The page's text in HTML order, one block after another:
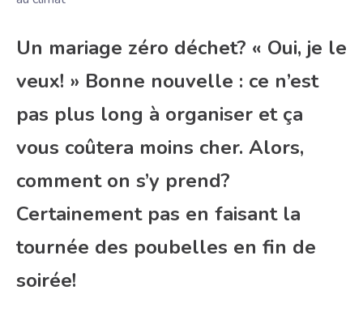
Un mariage zéro déchet? « Oui, je le
veux! » Bonne nouvelle : ce n’est
pas plus long à organiser et ça
vous coûtera moins cher. Alors,
comment on s’y prend?
Certainement pas en faisant la
tournée des poubelles en fin de
soirée!